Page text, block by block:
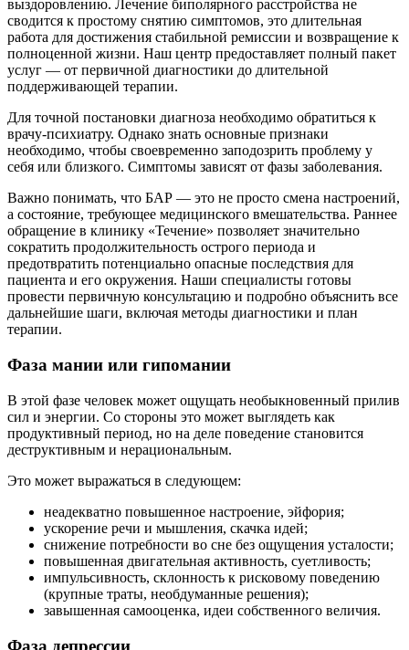
выздоровлению. Лечение биполярного расстройства не
сводится к простому снятию симптомов, это длительная
работа для достижения стабильной ремиссии и возвращение к
полноценной жизни. Наш центр предоставляет полный пакет
услуг — от первичной диагностики до длительной
поддерживающей терапии.
Для точной постановки диагноза необходимо обратиться к
врачу-психиатру. Однако знать основные признаки
необходимо, чтобы своевременно заподозрить проблему у
себя или близкого. Симптомы зависят от фазы заболевания.
Важно понимать, что БАР — это не просто смена настроений,
а состояние, требующее медицинского вмешательства. Раннее
обращение в клинику «Течение» позволяет значительно
сократить продолжительность острого периода и
предотвратить потенциально опасные последствия для
пациента и его окружения. Наши специалисты готовы
провести первичную консультацию и подробно объяснить все
дальнейшие шаги, включая методы диагностики и план
терапии.
Фаза мании или гипомании
В этой фазе человек может ощущать необыкновенный прилив
сил и энергии. Со стороны это может выглядеть как
продуктивный период, но на деле поведение становится
деструктивным и нерациональным.
Это может выражаться в следующем:
неадекватно повышенное настроение, эйфория;
ускорение речи и мышления, скачка идей;
снижение потребности во сне без ощущения усталости;
повышенная двигательная активность, суетливость;
импульсивность, склонность к рисковому поведению
(крупные траты, необдуманные решения);
завышенная самооценка, идеи собственного величия.
Фаза депрессии